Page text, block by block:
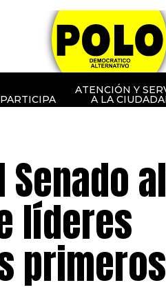
PARTICIPA
ATENCIÓN Y
A LA
Senado
líderes